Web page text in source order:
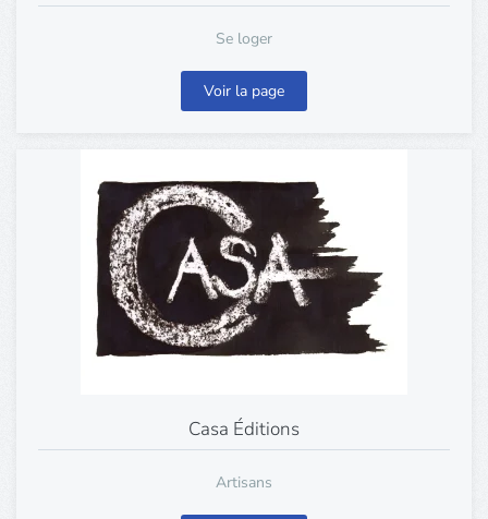
Se loger
Voir la page
Casa Éditions
Artisans